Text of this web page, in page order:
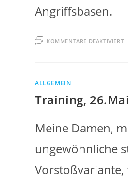
Angriffsbasen.
KOMMENTARE DEAKTIVIERT
ALLGEMEIN
Training, 26.Mai
Meine Damen,
ungewöhnliche